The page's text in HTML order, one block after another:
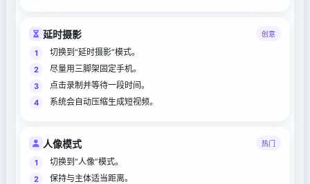
延时摄影 创意
切换到“延时摄影”模式。
尽量用三脚架固定手机。
点击录制并等待一段时间。
系统会自动压缩生成短视频。
人像模式 热门
切换到“人像”模式。
保持与主体适当距离。